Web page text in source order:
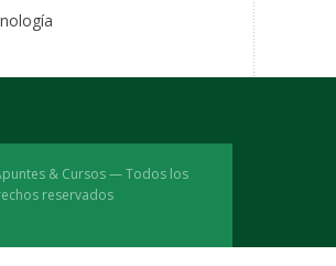
& Cursos — Todos los
reservados